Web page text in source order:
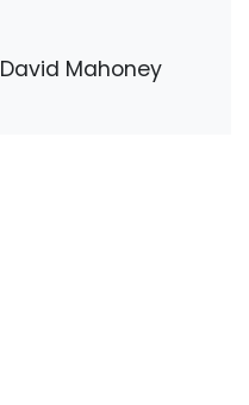
David Mahoney